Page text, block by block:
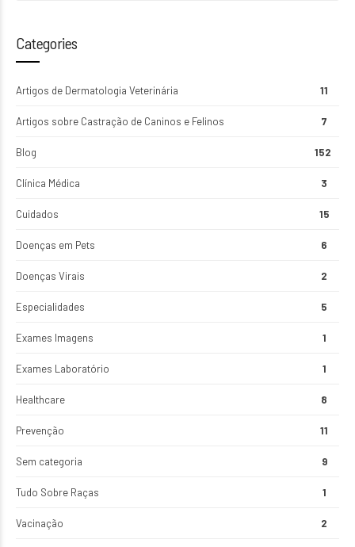
Categories
Artigos de Dermatologia Veterinária 11
Artigos sobre Castração de Caninos e Felinos 7
Blog 152
Clínica Médica 3
Cuidados 15
Doenças em Pets 6
Doenças Virais 2
Especialidades 5
Exames Imagens 1
Exames Laboratório 1
Healthcare 8
Prevenção 11
Sem categoria 9
Tudo Sobre Raças 1
Vacinação 2